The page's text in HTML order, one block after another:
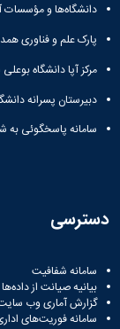
دانشگاه‌ها و مؤسسات
پارک علم و فناوری
مرکز آپا دانشگاه
دبیرستان پسرانه
سامانه پاسخگوئی به
دسترسی
سامانه شفافیت
بیانیه صیانت از داده‌ها
گزارش آماری وب‌
سامانه فوریت‌های